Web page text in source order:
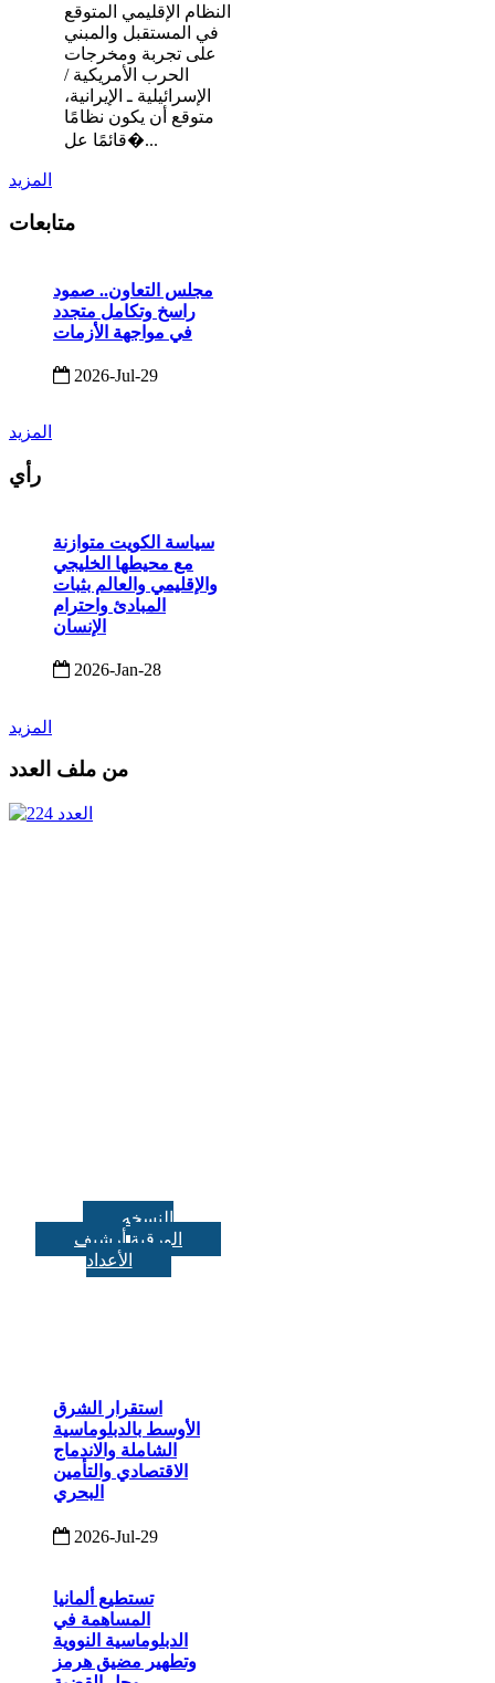
النظام الإقليمي المتوقع
في المستقبل والمبني
على تجربة ومخرجات
الحرب الأمريكية /
الإسرائيلية ـ الإيرانية،
متوقع أن يكون نظامًا
قائمًا عل�...
المزيد
متابعات
مجلس التعاون.. صمود
راسخ وتكامل متجدد
في مواجهة الأزمات
2026-Jul-29
المزيد
رأي
سياسة الكويت متوازنة
مع محيطها الخليجي
والإقليمي والعالم بثبات
المبادئ واحترام
الإنسان
2026-Jan-28
المزيد
من ملف العدد
النسخه
الورقية أرشيف
الأعداد
استقرار الشرق
الأوسط بالدبلوماسية
الشاملة والاندماج
الاقتصادي والتأمين
البحري
2026-Jul-29
تستطيع ألمانيا
المساهمة في
الدبلوماسية النووية
وتطهير مضيق هرمز